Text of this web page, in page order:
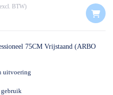
excl. BTW
75CM Vrijstaand (ARBO
uitvoering
gebruik